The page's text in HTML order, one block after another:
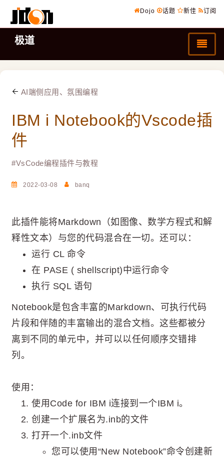
Dojo 话题 新佳 订阅
极道
AI端侧应用、氛围编程
IBM i Notebook的Vscode插
件
#VsCode编程插件与教程
2022-03-08 banq
此插件能将Markdown（如图像、数学方程式和解
释性文本）与您的代码混合在一切。还可以：
运行 CL 命令
在 PASE ( shellscript)中运行命令
执行 SQL 语句
Notebook是包含丰富的Markdown、可执行代码
片段和伴随的丰富输出的混合文档。这些都被分
离到不同的单元中，并可以以任何顺序交错排
列。
使用：
使用Code for IBM i连接到一个IBM i。
创建一个扩展名为.inb的文件
打开一个.inb文件
您可以使用“New Notebook”命令创建新